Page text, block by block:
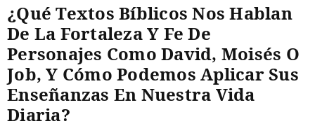
¿Qué Textos Bíblicos Nos Hablan
De La Fortaleza Y Fe De
Personajes Como David, Moisés O
Job, Y Cómo Podemos Aplicar Sus
Enseñanzas En Nuestra Vida
Diaria?